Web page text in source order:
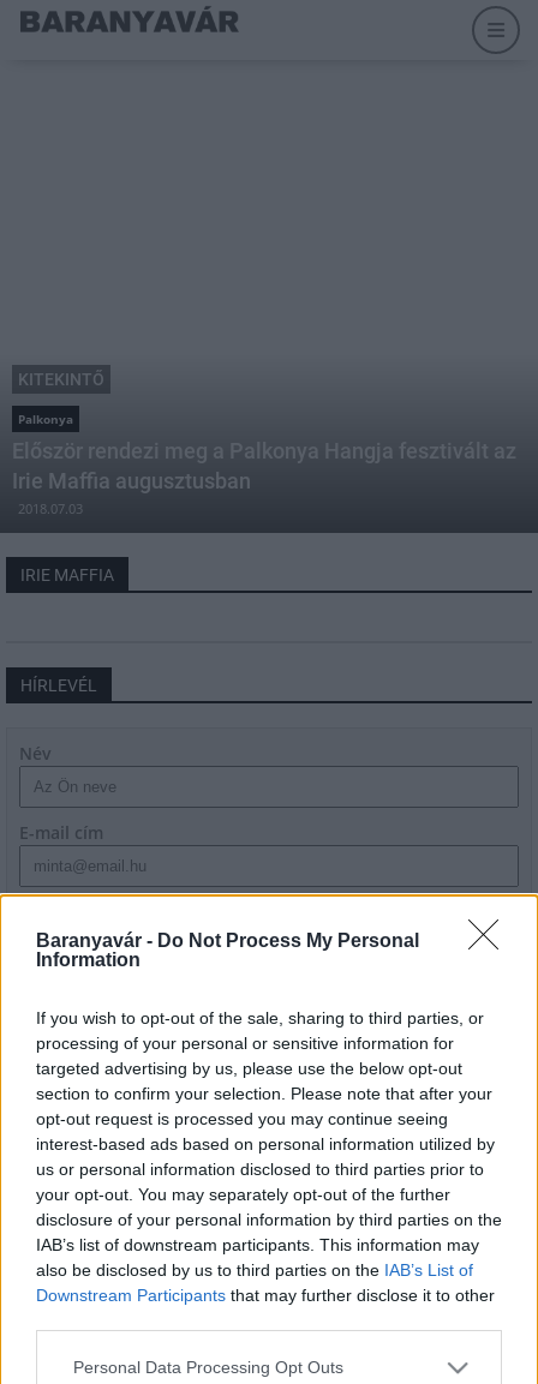
Baranyavár - Do Not Process My Personal
Information
If you wish to opt-out of the sale, sharing to third parties, or
processing of your personal or sensitive information for
targeted advertising by us, please use the below opt-out
section to confirm your selection. Please note that after your
opt-out request is processed you may continue seeing
interest-based ads based on personal information utilized by
us or personal information disclosed to third parties prior to
your opt-out. You may separately opt-out of the further
disclosure of your personal information by third parties on the
IAB’s list of downstream participants. This information may
also be disclosed by us to third parties on the IAB’s List of
Downstream Participants that may further disclose it to other
Please note that this website/app uses one or more Google
Personal Data Processing Opt Outs
KITEKINTŐ
Palkonya
Először rendezi meg a Palkonya Hangja fesztivált az
Irie Maffia augusztusban
2018.07.03
IRIE MAFFIA
HÍRLEVÉL
Név
E-mail cím
szabályzatot!
HÍRDETÉS
LEGFRISSEBB
Országos hírek
Megérkezett az eső a Duna vízgyűjtőjére
Helyi hírek